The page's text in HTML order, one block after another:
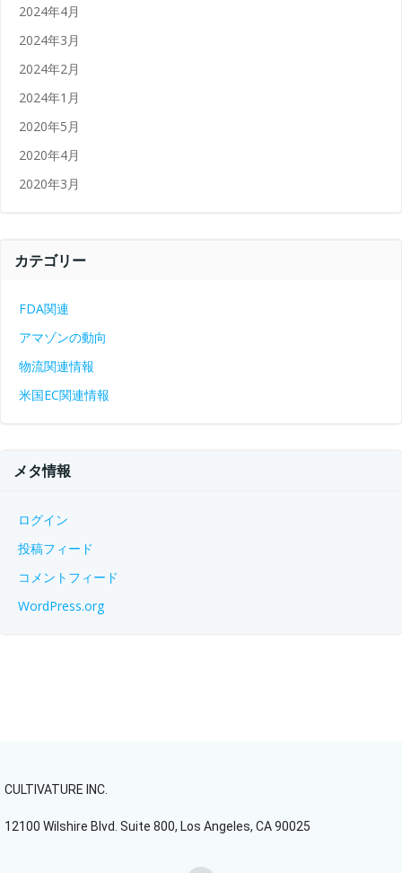
2024年4月
2024年3月
2024年2月
2024年1月
2020年5月
2020年4月
2020年3月
カテゴリー
FDA関連
アマゾンの動向
物流関連情報
米国EC関連情報
メタ情報
ログイン
投稿フィード
コメントフィード
WordPress.org
CULTIVATURE INC.
12100 Wilshire Blvd. Suite 800, Los Angeles, CA 90025